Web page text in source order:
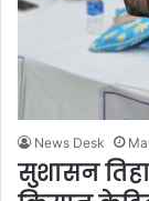
News Desk
सुशासन